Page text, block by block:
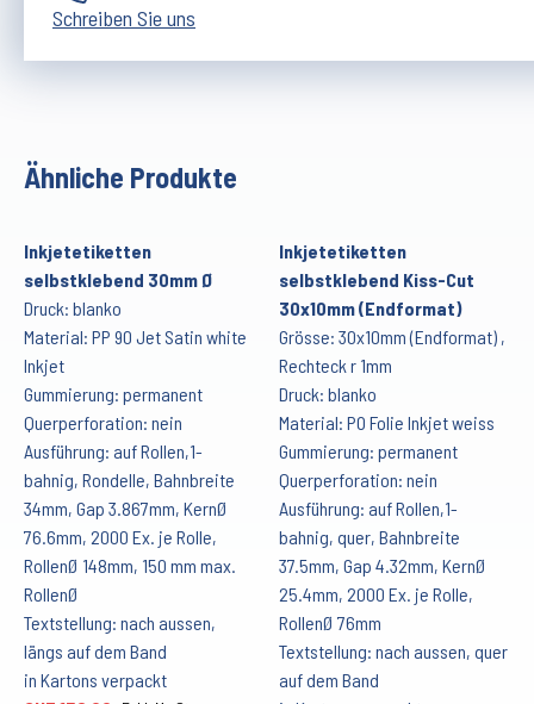
Schreiben Sie uns
Ähnliche Produkte
Inkjetetiketten
selbstklebend 30mm Ø
Druck: blanko
Material: PP 90 Jet Satin white
Inkjet
Gummierung: permanent
Querperforation: nein
Ausführung: auf Rollen,1-
bahnig, Rondelle, Bahnbreite
34mm, Gap 3.867mm, KernØ
76.6mm, 2000 Ex. je Rolle,
RollenØ 148mm, 150 mm max.
RollenØ
Textstellung: nach aussen,
längs auf dem Band
in Kartons verpackt
Inkjetetiketten
selbstklebend Kiss-Cut
30x10mm (Endformat)
Grösse: 30x10mm (Endformat) ,
Rechteck r 1mm
Druck: blanko
Material: PO Folie Inkjet weiss
Gummierung: permanent
Querperforation: nein
Ausführung: auf Rollen,1-
bahnig, quer, Bahnbreite
37.5mm, Gap 4.32mm, KernØ
25.4mm, 2000 Ex. je Rolle,
RollenØ 76mm
Textstellung: nach aussen, quer
auf dem Band